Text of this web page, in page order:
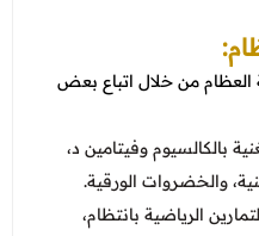
من خلال اتباع بعض
بالكالسيوم وفيتامين د،
والخضروات الورقية.
الرياضية بانتظام،